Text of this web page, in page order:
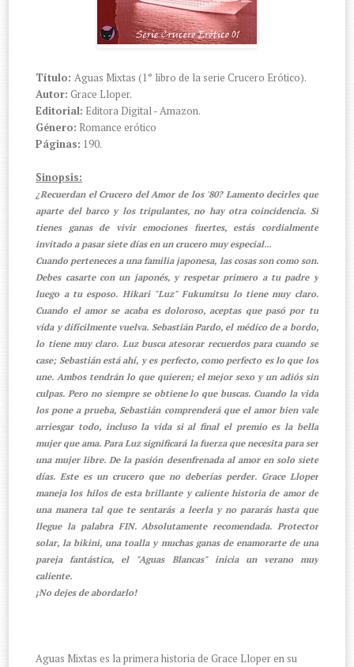
Título:Aguas Mixtas (1° libro de la serie Crucero Erótico).
Autor: Grace Lloper.
Editorial: Editora Digital - Amazon.
Género: Romance erótico
Páginas: 190.
Sinopsis:
¿Recuerdan el Crucero del Amor de los '80? Lamento decirles que
aparte del barco y los tripulantes, no hay otra coincidencia. Si
tienes ganas de vivir emociones fuertes, estás cordialmente
invitado a pasar siete días en un crucero muy especial...
Cuando perteneces a una familia japonesa, las cosas son como son.
Debes casarte con un japonés, y respetar primero a tu padre y
luego a tu esposo. Hikari "Luz" Fukumitsu lo tiene muy claro.
Cuando el amor se acaba es doloroso, aceptas que pasó por tu
vida y difícilmente vuelva. Sebastián Pardo, el médico de a bordo,
lo tiene muy claro. Luz busca atesorar recuerdos para cuando se
case; Sebastián está ahí, y es perfecto, como perfecto es lo que los
une. Ambos tendrán lo que quieren; el mejor sexo y un adiós sin
culpas. Pero no siempre se obtiene lo que buscas. Cuando la vida
los pone a prueba, Sebastián comprenderá que el amor bien vale
arriesgar todo, incluso la vida si al final el premio es la bella
mujer que ama. Para Luz significará la fuerza que necesita para ser
una mujer libre. De la pasión desenfrenada al amor en solo siete
días. Este es un crucero que no deberías perder. Grace Lloper
maneja los hilos de esta brillante y caliente historia de amor de
una manera tal que te sentarás a leerla y no pararás hasta que
llegue la palabra FIN. Absolutamente recomendada. Protector
solar, la bikini, una toalla y muchas ganas de enamorarte de una
pareja fantástica, el "Aguas Blancas" inicia un verano muy
caliente.
¡No dejes de abordarlo!
Aguas Mixtas es la primera historia de Grace Lloper en su